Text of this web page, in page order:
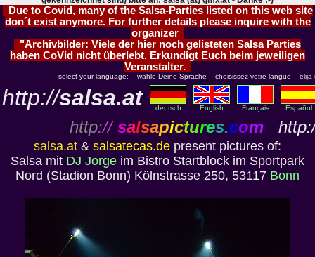
Due to Covid, many of the Salsa-Parties listed on this web site
don´t exist anymore. For further details please inquire with the
organizer
"Archivbilder: Viele der hier noch gelisteten Salsa Parties
haben CoVid nicht überlebt. Erkundigt Euch beim jeweiligen
Veranstalter.
select your language: - wähle Deine Sprache - choisissez votre langue -
http://salsa.at deutsch English Français Español
http:// salsapictures.com
salsa.at & salsatecas.de present pictures of:
Salsa mit DJ Jorge im Bistro Startblock im Sportpark
Nord (Stadion Bonn) Kölnstrasse 250, 53117 Bonn